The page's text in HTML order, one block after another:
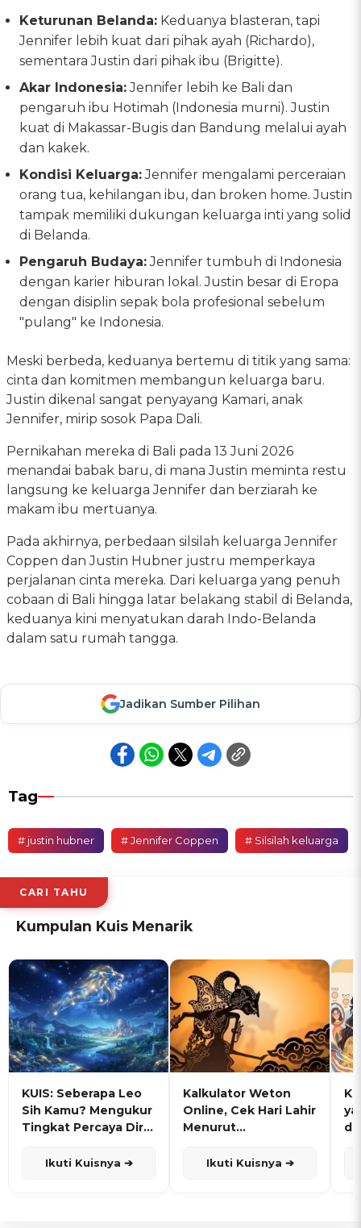
Keturunan Belanda: Keduanya blasteran, tapi
Jennifer lebih kuat dari pihak ayah (Richardo),
sementara Justin dari pihak ibu (Brigitte).
Akar Indonesia:Jennifer lebih ke Bali dan
pengaruh ibu Hotimah (Indonesia murni). Justin
kuat di Makassar-Bugis dan Bandung melalui ayah
dan kakek.
Kondisi Keluarga:Jennifer mengalami perceraian
orang tua, kehilangan ibu, dan broken home. Justin
tampak memiliki dukungan keluarga inti yang solid
di Belanda.
Pengaruh Budaya:Jennifer tumbuh di Indonesia
dengan karier hiburan lokal. Justin besar di Eropa
dengan disiplin sepak bola profesional sebelum
"pulang" ke Indonesia.
Meski berbeda, keduanya bertemu di titik yang sama:
cinta dan komitmen membangun keluarga baru.
Justin dikenal sangat penyayang Kamari, anak
Jennifer, mirip sosok Papa Dali.
Pernikahan mereka di Bali pada 13 Juni 2026
menandai babak baru, di mana Justin meminta restu
langsung ke keluarga Jennifer dan berziarah ke
makam ibu mertuanya.
Pada akhirnya, perbedaan silsilah keluarga Jennifer
Coppen dan Justin Hubner justru memperkaya
perjalanan cinta mereka. Dari keluarga yang penuh
cobaan di Bali hingga latar belakang stabil di Belanda,
keduanya kini menyatukan darah Indo-Belanda
dalam satu rumah tangga.
Jadikan Sumber Pilihan
Tag
# justin hubner # Jennifer Coppen # Silsilah keluarga
CARI TAHU
Kumpulan Kuis Menarik
KUIS: Seberapa Leo
Sih Kamu? Mengukur
Tingkat Percaya Diri
Ikuti Kuisnya ➔
Kalkulator Weton
Online, Cek Hari Lahir
Menurut
Ikuti Kuisnya ➔